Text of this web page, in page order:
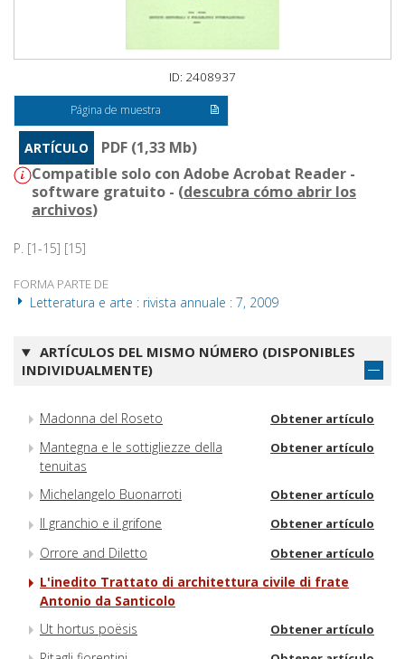
ID: 2408937
Página de muestra
ARTÍCULO
PDF (1,33 Mb)
Compatible solo con Adobe Acrobat Reader -
software gratuito - (descubra cómo abrir los
archivos)
P. [1-15] [15]
FORMA PARTE DE
Letteratura e arte : rivista annuale : 7, 2009
ARTÍCULOS DEL MISMO NÚMERO (DISPONIBLES
INDIVIDUALMENTE)
Madonna del Roseto Obtener artículo
Mantegna e le sottigliezze della
tenuitas
Obtener artículo
Michelangelo Buonarroti Obtener artículo
Il granchio e il grifone Obtener artículo
Orrore and Diletto Obtener artículo
L'inedito Trattato di architettura civile di frate
Antonio da Santicolo
Ut hortus poësis
Obtener artículo